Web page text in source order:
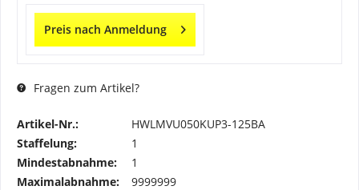
Preis nach Anmeldung
Fragen zum Artikel?
Artikel-Nr.:
HWLMVU050KUP3-125BA
Staffelung:
1
Mindestabnahme:
1
Maximalabnahme:
9999999